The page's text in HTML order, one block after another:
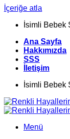
İçeriğe atla
İsimli Bebek
Ana Sayfa
Hakkımızda
SSS
İletişim
İsimli Bebek
Menü